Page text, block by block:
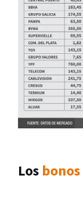
Los bonos